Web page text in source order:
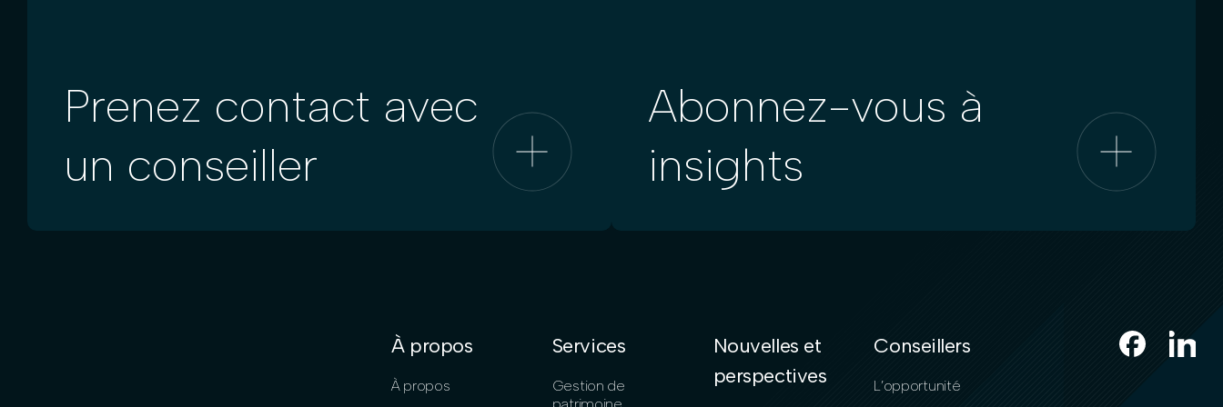
Prenez contact avec
un conseiller
Abonnez-vous à
insights
À propos
À propos
Services
Gestion de
Nouvelles et
perspectives
Conseillers
L’opportunité